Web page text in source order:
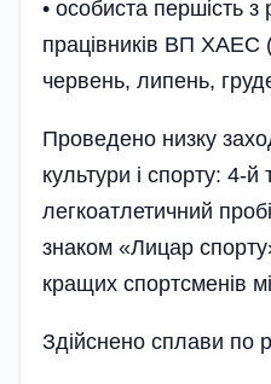
• особиста першість
працівників ВП ХАЕС
червень, липень,
Проведено низку
культури і спорту: 4-й
легкоатлетичний
знаком «Лицар
кращих спортсменів
Здійснено сплави по